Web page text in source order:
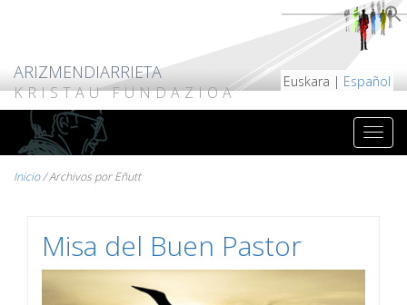
ARIZMENDIARRIETA
KRISTAU FUNDAZIOA
Euskara | Español
Inicio/Archivos por Eñutt
Misa del Buen Pastor